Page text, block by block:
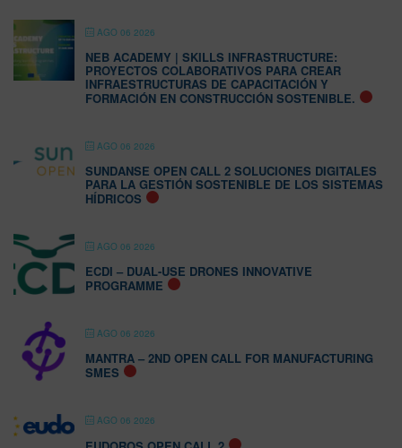
AGO 06 2026
NEB ACADEMY | SKILLS INFRASTRUCTURE:
PROYECTOS COLABORATIVOS PARA CREAR
INFRAESTRUCTURAS DE CAPACITACIÓN Y
FORMACIÓN EN CONSTRUCCIÓN SOSTENIBLE.
AGO 06 2026
SUNDANSE OPEN CALL 2 SOLUCIONES DIGITALES
PARA LA GESTIÓN SOSTENIBLE DE LOS SISTEMAS
HÍDRICOS
AGO 06 2026
ECDI – DUAL-USE DRONES INNOVATIVE
PROGRAMME
AGO 06 2026
MANTRA – 2ND OPEN CALL FOR MANUFACTURING
SMES
AGO 06 2026